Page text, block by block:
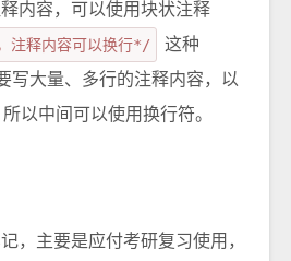
内容，可以使用块状注释
注释内容可以换行*/
这种
写大量、多行的注释内容，以
所以中间可以使用换行符。
，主要是应付考研复习使用，